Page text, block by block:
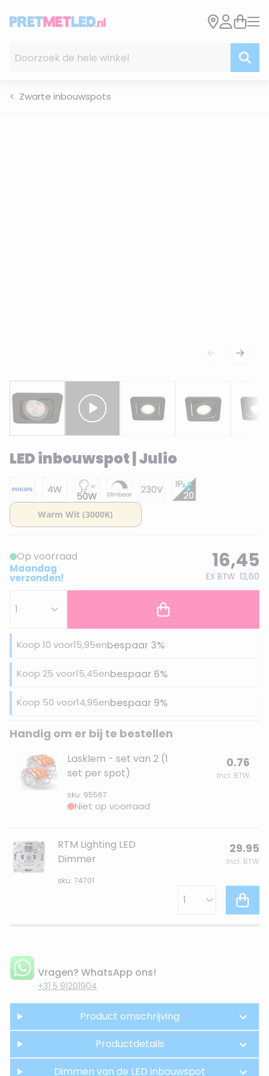
Zwarte inbouwspots
LED inbouwspot | Julio
Op voorraad
Maandag
verzonden!
16,45
EX BTW 13,60
Koop 10 voor15,95enbespaar 3%
Koop 25 voor15,45enbespaar 6%
Koop 50 voor14,95enbespaar 9%
Handig om er bij te bestellen
Lasklem - set van 2 (1
set per spot)
sku: 95567
0.76
Incl. BTW
Niet op voorraad
RTM Lighting LED
Dimmer
sku: 74701
29.95
Incl. BTW
Vragen? WhatsApp ons!
+31 5 91201904
Product omschrijving
Productdetails
Dimmen van de LED inbouwspot